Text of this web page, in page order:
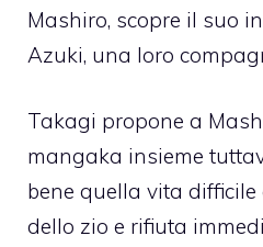
Mashiro, scopre il suo
Azuki, una loro
Takagi propone a
mangaka insieme
bene quella vita difficile
dello zio e rifiuta